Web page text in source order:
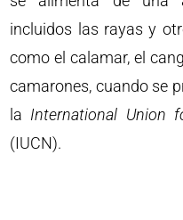
incluidos las rayas y
como el calamar, el
camarones, cuando se
la International Union
(IUCN).